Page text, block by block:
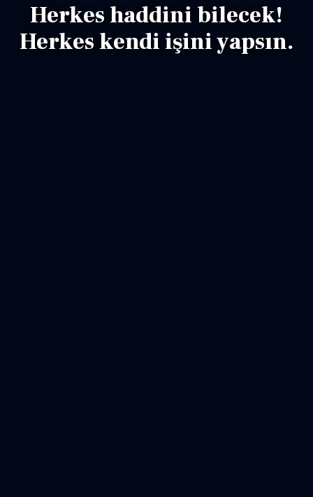
Herkes haddini bilecek!
Herkes kendi işini yapsın.